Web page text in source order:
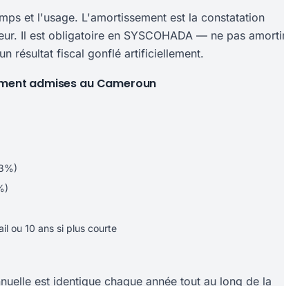
et l'usage. L'amortissement est la constatation
Il est obligatoire en SYSCOHADA — ne pas
résultat fiscal gonflé artificiellement.
admises au Cameroun
ou 10 ans si plus courte
est identique chaque année tout au long de la